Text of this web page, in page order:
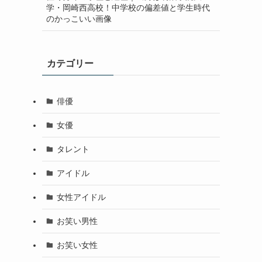
学・岡崎西高校！中学校の偏差値と学生時代
のかっこいい画像
カテゴリー
俳優
女優
タレント
アイドル
女性アイドル
お笑い男性
お笑い女性